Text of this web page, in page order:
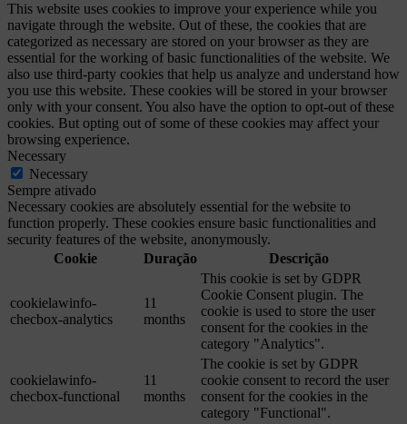
This website uses cookies to improve your experience while you
navigate through the website. Out of these, the cookies that are
categorized as necessary are stored on your browser as they are
essential for the working of basic functionalities of the website. We
also use third-party cookies that help us analyze and understand how
you use this website. These cookies will be stored in your browser
only with your consent. You also have the option to opt-out of these
cookies. But opting out of some of these cookies may affect your
browsing experience.
Necessary
Necessary
Sempre ativado
Necessary cookies are absolutely essential for the website to
function properly. These cookies ensure basic functionalities and
security features of the website, anonymously.
Cookie
Duração Descrição
cookielawinfo-
checbox-analytics
11
months
This cookie is set by GDPR
Cookie Consent plugin. The
cookie is used to store the user
consent for the cookies in the
category "Analytics".
cookielawinfo-
checbox-functional
11
months
The cookie is set by GDPR
cookie consent to record the user
consent for the cookies in the
category "Functional".